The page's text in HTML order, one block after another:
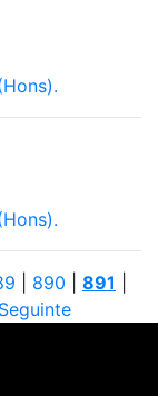
890 891
Seguinte